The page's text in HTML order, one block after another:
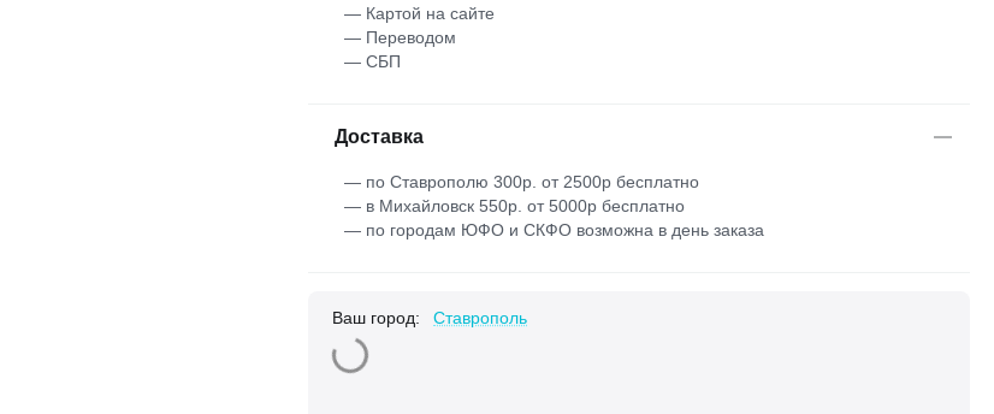
— Картой на сайте
— Переводом
— СБП
Доставка
— по Ставрополю 300р. от 2500р бесплатно
— в Михайловск 550р. от 5000р бесплатно
— по городам ЮФО и СКФО возможна в день заказа
Ваш город: Ставрополь